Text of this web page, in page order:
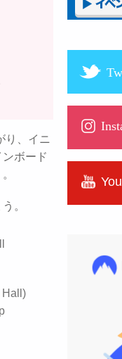
り、イニ
ボード
。
Hall)